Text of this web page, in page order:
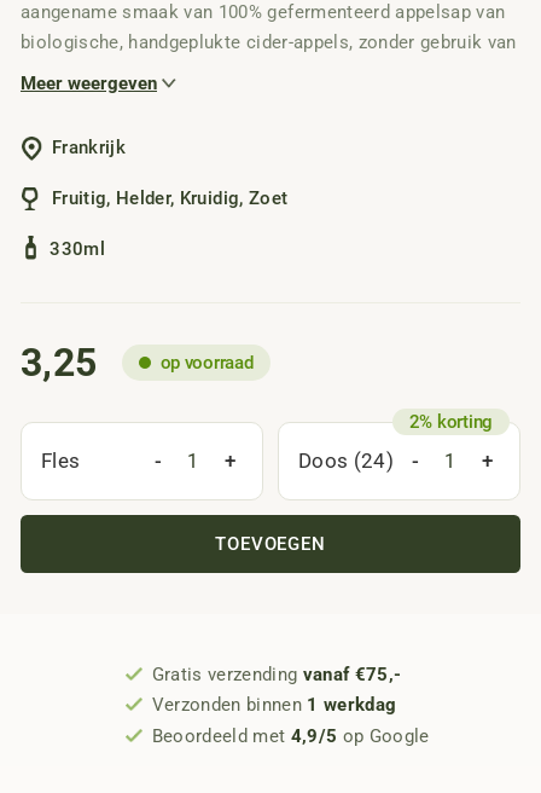
aangename smaak van 100% gefermenteerd appelsap van
biologische, handgeplukte cider-appels, zonder gebruik van
concentraat, suiker of kunstmatige zoetstoffen. Geniet van
perfect in balans.
Meer weergeven
Frankrijk
Fruitig, Helder, Kruidig, Zoet
330ml
3,25 op voorraad
Fles - + Doos (24) - +
TOEVOEGEN
Gratis verzending vanaf €75,-
Verzonden binnen 1 werkdag
Beoordeeld met 4,9/5 op Google